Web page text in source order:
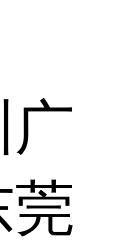
广
莞